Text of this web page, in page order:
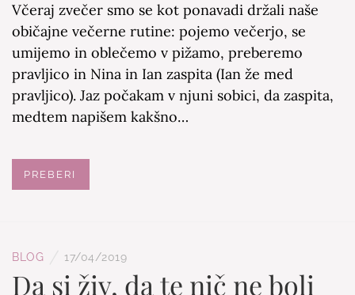
Včeraj zvečer smo se kot ponavadi držali naše
običajne večerne rutine: pojemo večerjo, se
umijemo in oblečemo v pižamo, preberemo
pravljico in Nina in Ian zaspita (Ian že med
pravljico). Jaz počakam v njuni sobici, da zaspita,
medtem napišem kakšno…
PREBERI
BLOG 17/04/2019
Da si živ, da te nič ne boli